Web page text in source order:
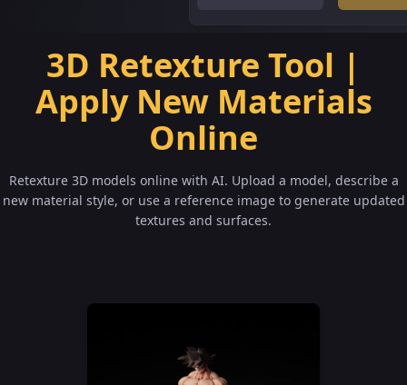
3D Retexture Tool |
Apply New Materials
Online
Retexture 3D models online with AI. Upload a model, describe a
new material style, or use a reference image to generate updated
textures and surfaces.